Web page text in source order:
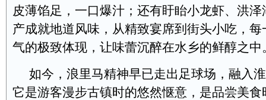
皮薄馅足，一口爆汁；还有盱眙小龙虾、洪
产成就地道风味，从精致宴席到街头小吃，
气的极致体现，让味蕾沉醉在水乡的鲜醇之中
如今，浪里马精神早已走出足球场，融入
它是游客漫步古镇时的悠然惬意，是品尝美